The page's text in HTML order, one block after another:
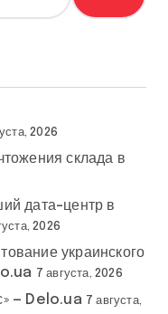
2026
склада в
дата-центр в
2026
украинского
7 августа, 2026
— Delo.ua 7 августа,